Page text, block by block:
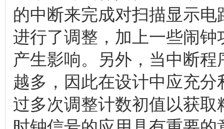
的中断来完成对扫描显示
进行了调整，加上一些闹
产生影响。另外，当中断
越多，因此在设计中应充
过多次调整计数初值以获